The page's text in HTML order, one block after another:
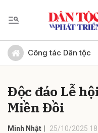
Công tác Dân tộc
Độc đáo Lễ
Miền Đồi
Minh Nhật 25/10/2025
Gửi bình luận